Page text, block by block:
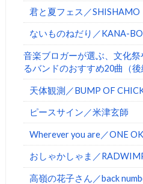
君と夏フェス／SHISHAMO
ないものねだり／KANA-
音楽ブロガーが選ぶ、文化
るバンドのおすすめ20曲（後
天体観測／BUMP OF
ピースサイン／米津玄師
Wherever you are／ONE
おしゃかしゃま／
高嶺の花子さん／back